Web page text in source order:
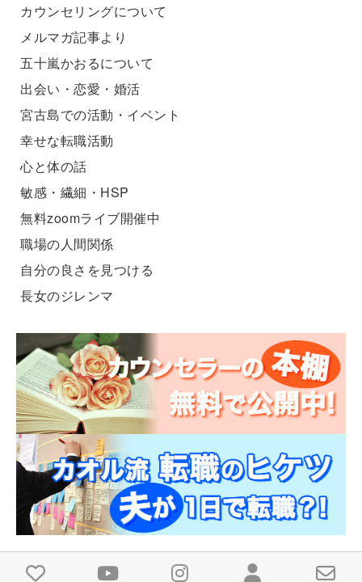
カウンセリングについて
メルマガ記事より
五十嵐かおるについて
出会い・恋愛・婚活
宮古島での活動・イベント
幸せな転職活動
心と体の話
敏感・繊細・HSP
無料zoomライブ開催中
職場の人間関係
自分の良さを見つける
長女のジレンマ